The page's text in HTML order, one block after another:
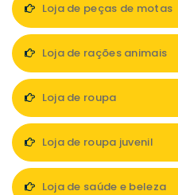
Loja de peças de motas
Loja de rações animais
Loja de roupa
Loja de roupa juvenil
Loja de saúde e beleza